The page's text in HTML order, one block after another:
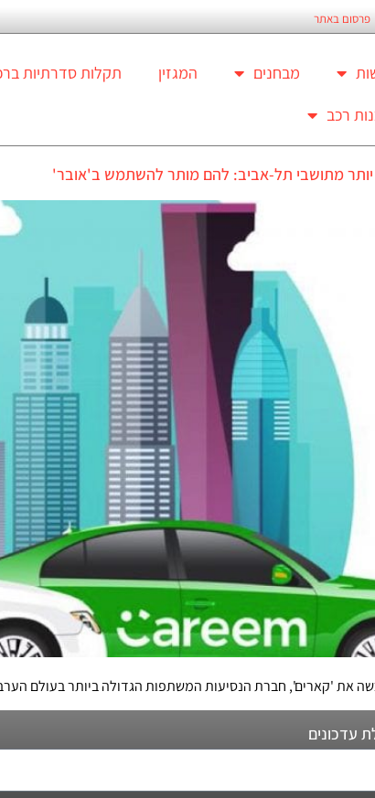
פרסום באתר
מבחנים המגזין תקלות סדרתיות
רכב
יותר מתושבי תל-אביב: להם מותר להשתמש ב'אובר'
את 'קארים', חברת הנסיעות המשתפות הגדולה ביותר בעולם
עדכונים